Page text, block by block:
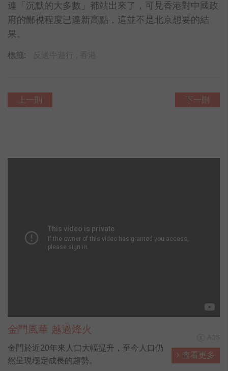
連「沉默的大多數」都站出來了，可見香港對中國政
府的鄙視程度已達新高點，這並不是北京想要的結
果。
標籤:
上一則 下一則
金門風華 越過烽火
金門於近20年來人口大幅提升，至今人口仍
然呈現穩定成長的趨勢。
查看更多